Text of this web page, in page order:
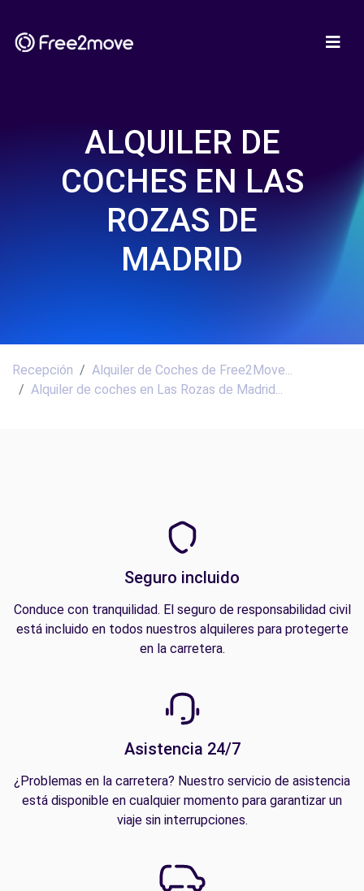
ALQUILER DE
COCHES EN LAS
ROZAS DE
MADRID
Recepción
Alquiler de Coches de Free2Move...
Alquiler de coches en Las Rozas de Madrid...
Seguro incluido
Conduce con tranquilidad. El seguro de responsabilidad civil
está incluido en todos nuestros alquileres para protegerte
en la carretera.
Asistencia 24/7
¿Problemas en la carretera? Nuestro servicio de asistencia
está disponible en cualquier momento para garantizar un
viaje sin interrupciones.